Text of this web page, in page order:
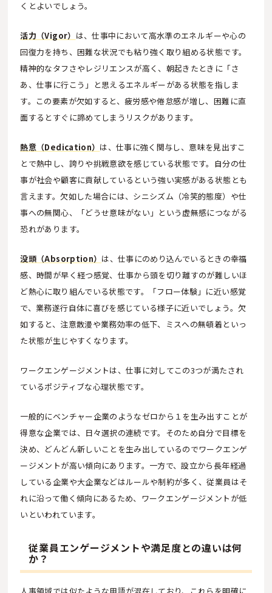
くとよいでしょう。
活力（Vigor） は、仕事中において高水準のエネルギーや心の
回復力を持ち、困難な状況でも粘り強く取り組める状態です。
精神的なタフさやレジリエンスが高く、朝起きたときに「さ
あ、仕事に行こう」と思えるエネルギーがある状態を指しま
す。この要素が欠如すると、疲労感や倦怠感が増し、困難に直
面するとすぐに諦めてしまうリスクがあります。
熱意（Dedication） は、仕事に強く関与し、意味を見出すこ
とで熱中し、誇りや挑戦意欲を感じている状態です。自分の仕
事が社会や顧客に貢献しているという強い実感がある状態とも
言えます。欠如した場合には、シニシズム（冷笑的態度）や仕
事への無関心、「どうせ意味がない」という虚無感につながる
恐れがあります。
没頭（Absorption） は、仕事にのめり込んでいるときの幸福
感、時間が早く経つ感覚、仕事から頭を切り離すのが難しいほ
ど熱心に取り組んでいる状態です。「フロー体験」に近い感覚
で、業務遂行自体に喜びを感じている様子に近いでしょう。欠
如すると、注意散漫や業務効率の低下、ミスへの無頓着といっ
た状態が生じやすくなります。
ワークエンゲージメントは、仕事に対してこの3つが満たされ
ているポジティブな心理状態です。
一般的にベンチャー企業のようなゼロから１を生み出すことが
得意な企業では、日々選択の連続です。そのため自分で目標を
決め、どんどん新しいことを生み出しているのでワークエンゲ
ージメントが高い傾向にあります。一方で、設立から長年経過
している企業や大企業などはルールや制約が多く、従業員はそ
れに沿って働く傾向にあるため、ワークエンゲージメントが低
いといわれています。
従業員エンゲージメントや満足度との違いは何
か？